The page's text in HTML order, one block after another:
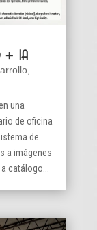
IA
,
una
de oficina
de
a imágenes
catálogo...